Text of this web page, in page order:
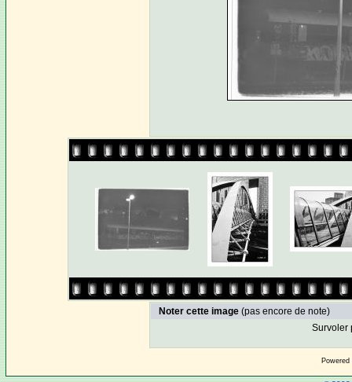
Noter cette image (pas encore de note)
Survoler